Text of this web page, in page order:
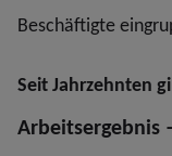
Beschäftigte
Seit Jahrzehnten
Arbeitsergebnis